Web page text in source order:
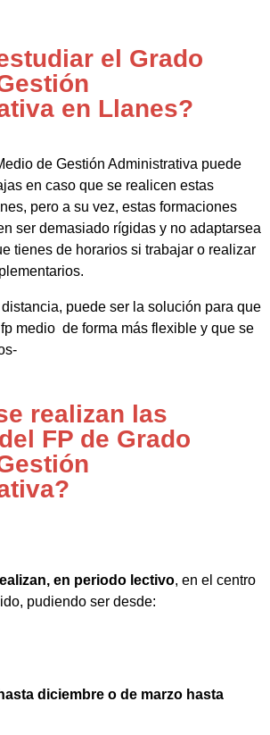
el Grado
en Llanes?
de Gestión Administrativa puede
en caso que se realicen estas
pero a su vez, estas formaciones
ser demasiado rígidas y no adaptarsea
tienes de horarios si trabajar o realizar
puede ser la solución para que
medio de forma más flexible y que se
realizan las
FP de Grado
en periodo lectivo, en el centro
pudiendo ser desde:
diciembre o de marzo hasta